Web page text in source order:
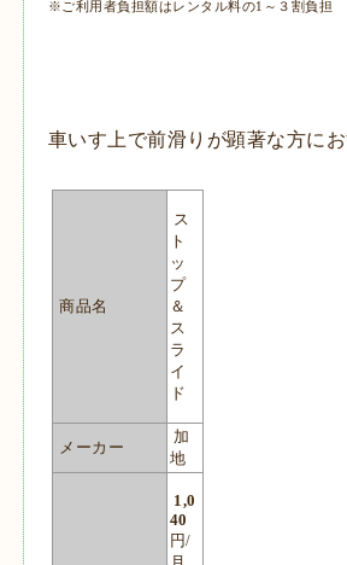
※ご利用者負担額はレンタル料の1～３割負担
車いす上で前滑りが顕著な方にお
商品名
ス
ト
ッ
プ
＆
ス
ラ
イ
ド
メーカー
加
地
1,0
40
円/